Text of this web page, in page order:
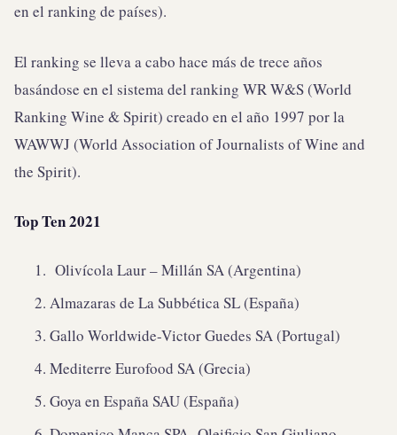
en el ranking de países).
El ranking se lleva a cabo hace más de trece años
basándose en el sistema del ranking WR W&S (World
Ranking Wine & Spirit) creado en el año 1997 por la
WAWWJ (World Association of Journalists of Wine and
the Spirit).
Top Ten 2021
Olivícola Laur – Millán SA (Argentina)
Almazaras de La Subbética SL (España)
Gallo Worldwide-Victor Guedes SA (Portugal)
Mediterre Eurofood SA (Grecia)
Goya en España SAU (España)